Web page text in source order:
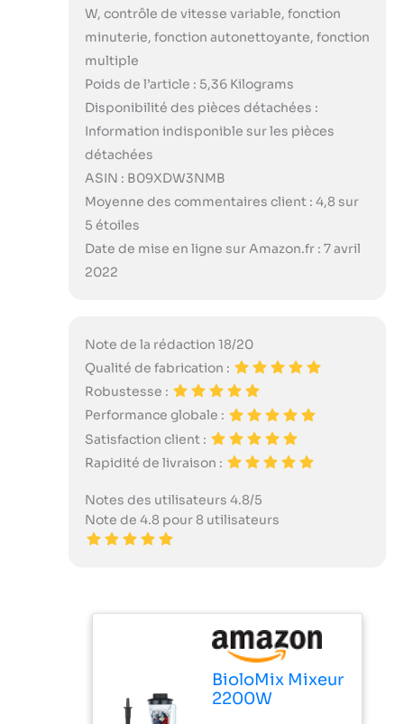
W, contrôle de vitesse variable, fonction
minuterie, fonction autonettoyante, fonction
multiple
Poids de l’article : 5,36 Kilograms
Disponibilité des pièces détachées :
Information indisponible sur les pièces
détachées
ASIN : B09XDW3NMB
Moyenne des commentaires client : 4,8 sur
5 étoiles
Date de mise en ligne sur Amazon.fr : 7 avril
2022
Note de la rédaction 18/20
Qualité de fabrication :
Robustesse :
Performance globale :
Satisfaction client :
Rapidité de livraison :
Notes des utilisateurs 4.8/5
Note de 4.8 pour 8 utilisateurs
BioloMix Mixeur
2200W